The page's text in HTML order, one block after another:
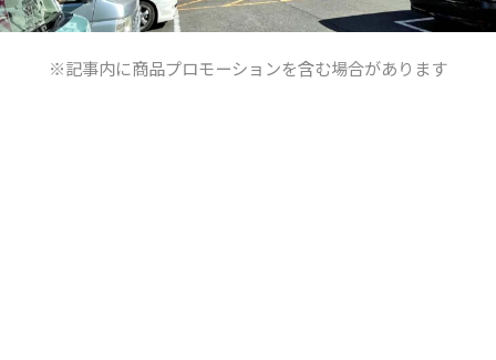
※記事内に商品プロモーションを含む場合があります